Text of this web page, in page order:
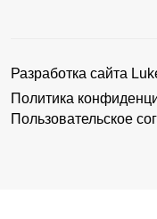
Разработка сайта
Политика
Пользовательское